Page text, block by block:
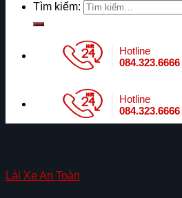
Tìm kiếm:
Hotline
084.323.6666
Hotline
084.323.6666
Lái Xe An Toàn